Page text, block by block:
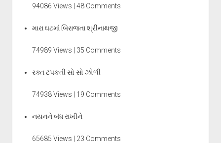
94086 Views | 48 Comments
મારા ઘટમાં બિરાજતા શ્રીનાથજી
74989 Views | 35 Comments
રક્ત ટપકતી સો સો ઝોળી
74938 Views | 19 Comments
નયનને બંધ રાખીને
65685 Views | 23 Comments